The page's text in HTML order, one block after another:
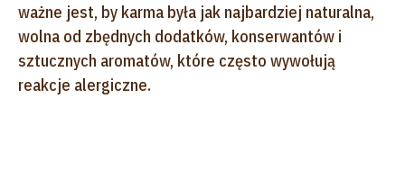
ważne jest, by karma była jak najbardziej naturalna,
wolna od zbędnych dodatków, konserwantów i
sztucznych aromatów, które często wywołują
reakcje alergiczne.